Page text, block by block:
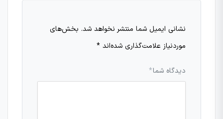
نشانی ایمیل شما منتشر نخواهد شد. بخش‌های
موردنیاز علامت‌گذاری شده‌اند *
دیدگاه شما*